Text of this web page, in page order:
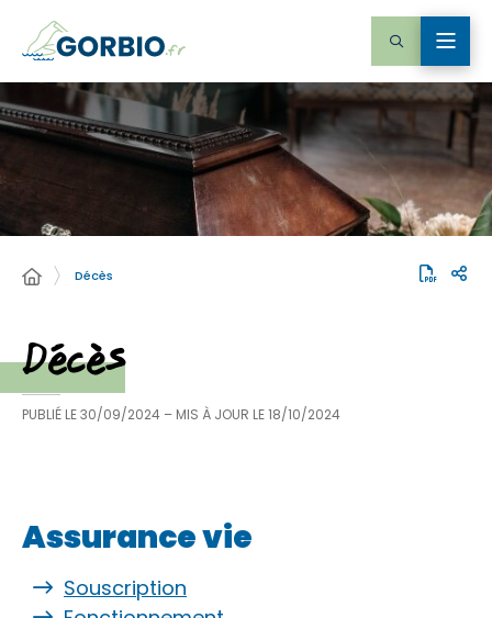
Décès
Décès
PUBLIÉ LE30/09/2024 – MIS À JOUR LE18/10/2024
Assurance vie
Souscription